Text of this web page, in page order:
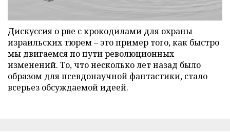
Дискуссия о рве с крокодилами для охраны
израильских тюрем – это пример того, как быстро
мы двигаемся по пути революционных
изменений. То, что несколько лет назад было
образом для псевдонаучной фантастики, стало
всерьез обсуждаемой идеей.